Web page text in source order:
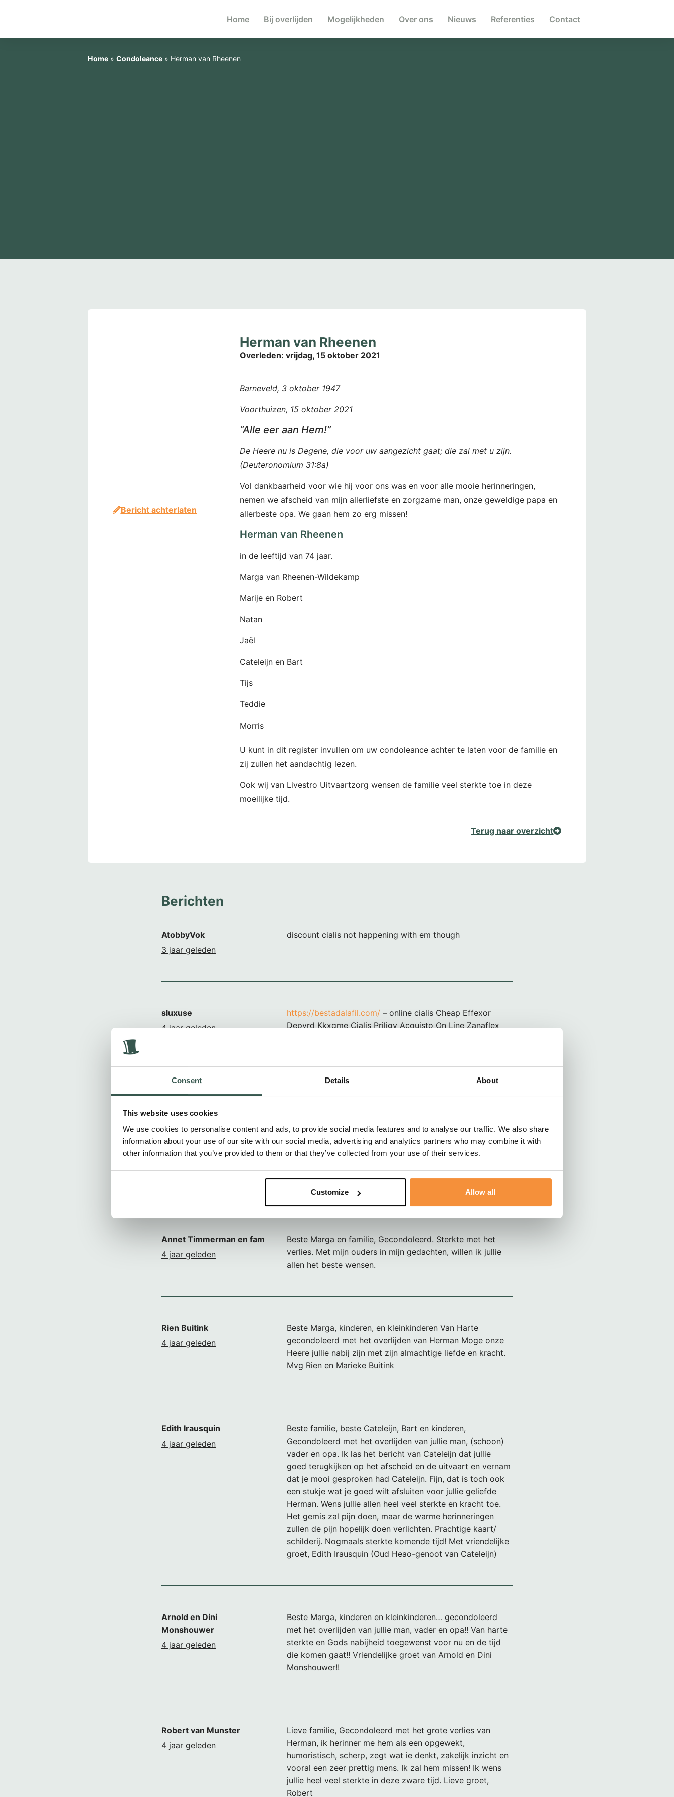
Consent Details About
This website uses cookies
We use cookies to personalise content and ads, to provide social media features and to analyse our traffic. We also share
information about your use of our site with our social media, advertising and analytics partners who may combine it with
other information that you’ve provided to them or that they’ve collected from your use of their services.
Customize Allow all
Home Bij overlijden Mogelijkheden Over ons Nieuws Referenties Contact
Home» Condoleance» Herman van Rheenen
Bericht achterlaten
Herman van Rheenen
Overleden: vrijdag, 15 oktober 2021
Barneveld, 3 oktober 1947
Voorthuizen, 15 oktober 2021
“Alle eer aan Hem!”
De Heere nu is Degene, die voor uw aangezicht gaat; die zal met u zijn.
(Deuteronomium 31:8a)
Vol dankbaarheid voor wie hij voor ons was en voor alle mooie herinneringen,
nemen we afscheid van mijn allerliefste en zorgzame man, onze geweldige papa en
allerbeste opa. We gaan hem zo erg missen!
Herman van Rheenen
in de leeftijd van 74 jaar.
Marga van Rheenen-Wildekamp
Marije en Robert
Natan
Jaël
Cateleijn en Bart
Tijs
Teddie
Morris
U kunt in dit register invullen om uw condoleance achter te laten voor de familie en
zij zullen het aandachtig lezen.
Ook wij van Livestro Uitvaartzorg wensen de familie veel sterkte toe in deze
moeilijke tijd.
Terug naar overzicht
Berichten
AtobbyVok
3 jaar geleden
discount cialis not happening with em though
sluxuse
4 jaar geleden
https://bestadalafil.com/– online cialis Cheap Effexor
Depyrd Kkxqme Cialis Priligy Acquisto On Line Zanaflex
4 jaar geleden
vaak terug aan de tijd dat ik bij de Hema in Baarn werkte.
Herman was een goede werkgever en een loyaal en
vriendelijk persoon. Ik heb altijd graag met hem
tijd, ook namens mijn vrouw Edith
Annet Timmerman en fam
4 jaar geleden
Beste Marga en familie, Gecondoleerd. Sterkte met het
verlies. Met mijn ouders in mijn gedachten, willen ik jullie
allen het beste wensen.
Rien Buitink
4 jaar geleden
Beste Marga, kinderen, en kleinkinderen Van Harte
gecondoleerd met het overlijden van Herman Moge onze
Heere jullie nabij zijn met zijn almachtige liefde en kracht.
Mvg Rien en Marieke Buitink
Edith Irausquin
4 jaar geleden
Beste familie, beste Cateleijn, Bart en kinderen,
Gecondoleerd met het overlijden van jullie man, (schoon)
vader en opa. Ik las het bericht van Cateleijn dat jullie
goed terugkijken op het afscheid en de uitvaart en vernam
dat je mooi gesproken had Cateleijn. Fijn, dat is toch ook
een stukje wat je goed wilt afsluiten voor jullie geliefde
Herman. Wens jullie allen heel veel sterkte en kracht toe.
Het gemis zal pijn doen, maar de warme herinneringen
zullen de pijn hopelijk doen verlichten. Prachtige kaart/
schilderij. Nogmaals sterkte komende tijd! Met vriendelijke
groet, Edith Irausquin (Oud Heao-genoot van Cateleijn)
Arnold en Dini
Monshouwer
4 jaar geleden
Beste Marga, kinderen en kleinkinderen… gecondoleerd
met het overlijden van jullie man, vader en opa!! Van harte
sterkte en Gods nabijheid toegewenst voor nu en de tijd
die komen gaat!! Vriendelijke groet van Arnold en Dini
Monshouwer!!
Robert van Munster
4 jaar geleden
Lieve familie, Gecondoleerd met het grote verlies van
Herman, ik herinner me hem als een opgewekt,
humoristisch, scherp, zegt wat ie denkt, zakelijk inzicht en
vooral een zeer prettig mens. Ik zal hem missen! Ik wens
jullie heel veel sterkte in deze zware tijd. Lieve groet,
Robert